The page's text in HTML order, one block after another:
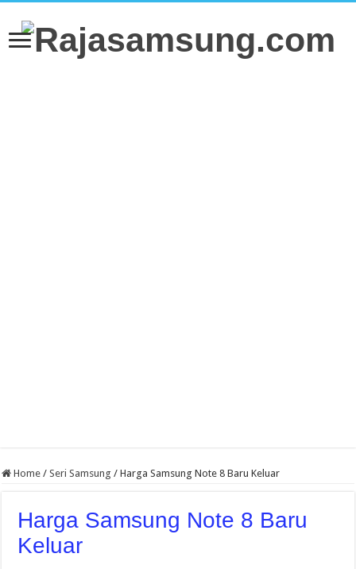
Home / Seri Samsung / Harga Samsung Note 8 Baru Keluar
Harga Samsung Note 8 Baru
Keluar